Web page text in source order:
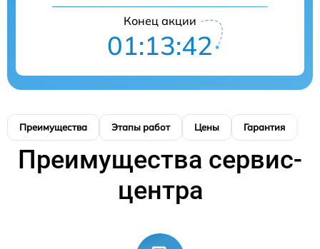
Конец акции
01:13:41
Преимущества Этапы работ Цены Гарантия
Преимущества сервис-
центра